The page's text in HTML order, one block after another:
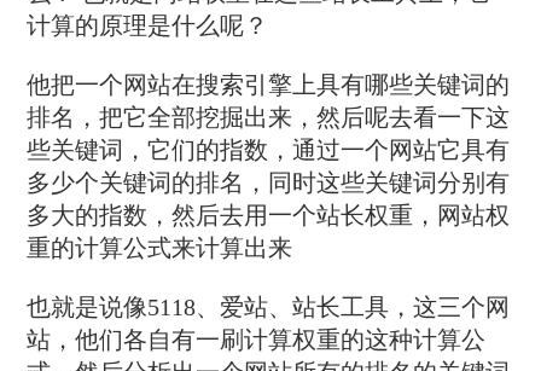
计算的原理是什么呢？
他把一个网站在搜索引擎上具有哪些关键词的
排名，把它全部挖掘出来，然后呢去看一下这
些关键词，它们的指数，通过一个网站它具有
多少个关键词的排名，同时这些关键词分别有
多大的指数，然后去用一个站长权重，网站权
重的计算公式来计算出来
也就是说像5118、爱站、站长工具，这三个网
站，他们各自有一刷计算权重的这种计算公